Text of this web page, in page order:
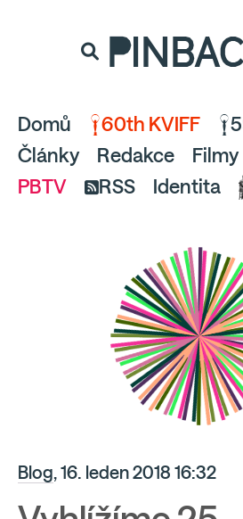
a pusťte se do
Domů 60th KVIFF
Články
Redakce Filmy
PBTV
RSS Identita
Blog, 16. leden 2018 16:32